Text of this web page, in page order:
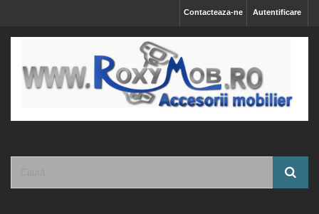
Autentificare
Contacteaza-ne